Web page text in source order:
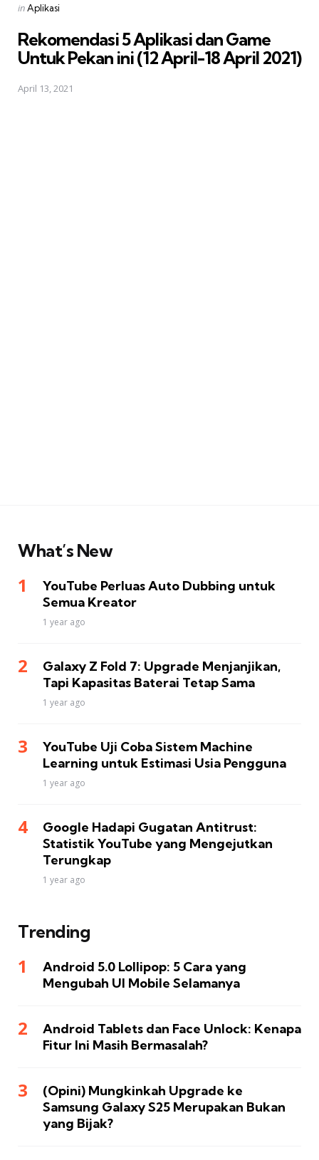
Posted
inAplikasi
Rekomendasi 5 Aplikasi dan Game
Untuk Pekan ini (12 April-18 April 2021)
April 13, 2021
What’s New
YouTube Perluas Auto Dubbing untuk
Semua Kreator
1 year ago
Galaxy Z Fold 7: Upgrade Menjanjikan,
Tapi Kapasitas Baterai Tetap Sama
1 year ago
YouTube Uji Coba Sistem Machine
Learning untuk Estimasi Usia Pengguna
1 year ago
Google Hadapi Gugatan Antitrust:
Statistik YouTube yang Mengejutkan
Terungkap
1 year ago
Trending
Android 5.0 Lollipop: 5 Cara yang
Mengubah UI Mobile Selamanya
Android Tablets dan Face Unlock: Kenapa
Fitur Ini Masih Bermasalah?
(Opini) Mungkinkah Upgrade ke
Samsung Galaxy S25 Merupakan Bukan
yang Bijak?